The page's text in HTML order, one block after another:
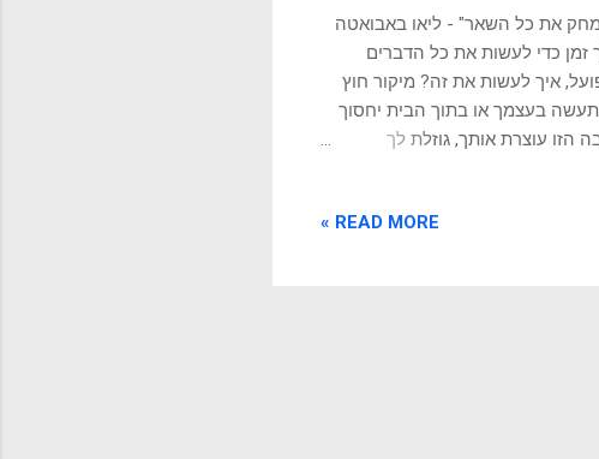
את כל השאר" - ליאו באבואטה
כדי לעשות את כל הדברים
איך לעשות את זה? מיקור חוץ
בעצמך או בתוך הבית יחסוך
הזו עוצרת אותך, גוזלת לך
ולנהל בקלות. מיקור חוץ מאפשר
READ MORE »